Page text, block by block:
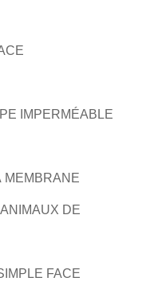
IMPERMÉABLE
MEMBRANE
DE
FACE